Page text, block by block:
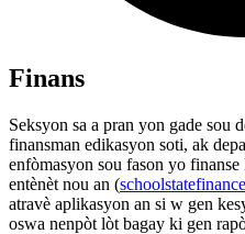
Finans
Seksyon sa a pran yon gade sou
finansman edikasyon soti, ak
enfòmasyon sou fason yo
entènèt nou an (
atravè aplikasyon an si w gen
oswa nenpòt lòt bagay ki gen